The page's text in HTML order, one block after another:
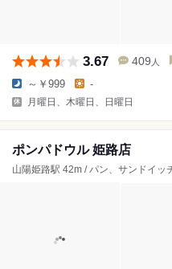
3.67 409 人
～￥999 -
月曜日、木曜日、日曜日
ポンパドウル 姫路店
山陽姫路駅 42m / パン、サンドイッ